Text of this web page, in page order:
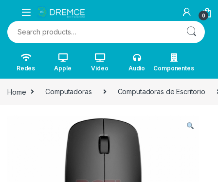
0
Search for:
Redes Apple Video Audio Componentes
Home Computadoras Computadoras de Escritorio